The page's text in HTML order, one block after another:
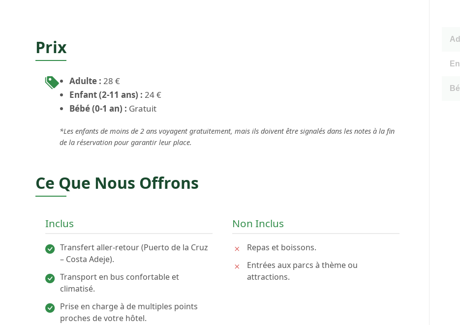
Prix
Adulte : 28 €
Enfant (2-11 ans) : 24 €
Bébé (0-1 an) : Gratuit
*Les enfants de moins de 2 ans voyagent gratuitement, mais ils doivent être signalés dans les notes à la fin
de la réservation pour garantir leur place.
Ce Que Nous Offrons
Inclus
Transfert aller-retour (Puerto de la Cruz
– Costa Adeje).
Transport en bus confortable et
climatisé.
Prise en charge à de multiples points
proches de votre hôtel.
Non Inclus
Repas et boissons.
Entrées aux parcs à thème ou
attractions.